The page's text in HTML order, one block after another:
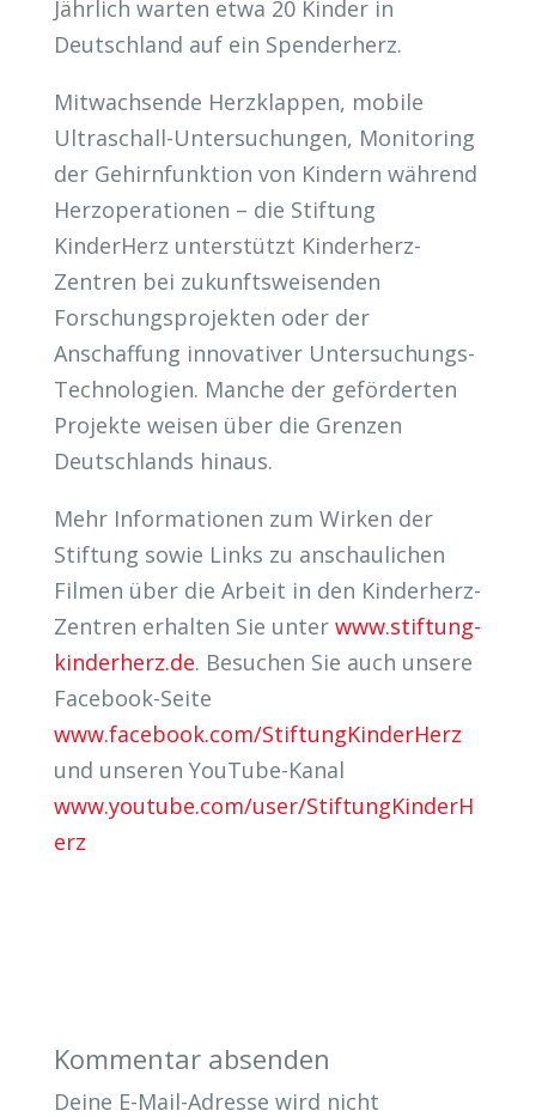
Jährlich warten etwa 20 Kinder in
Deutschland auf ein Spenderherz.
Mitwachsende Herzklappen, mobile
Ultraschall-Untersuchungen, Monitoring
der Gehirnfunktion von Kindern während
Herzoperationen – die Stiftung
KinderHerz unterstützt Kinderherz-
Zentren bei zukunftsweisenden
Forschungsprojekten oder der
Anschaffung innovativer Untersuchungs-
Technologien. Manche der geförderten
Projekte weisen über die Grenzen
Deutschlands hinaus.
Mehr Informationen zum Wirken der
Stiftung sowie Links zu anschaulichen
Filmen über die Arbeit in den Kinderherz-
Zentren erhalten Sie unter www.stiftung-
kinderherz.de. Besuchen Sie auch unsere
Facebook-Seite
www.facebook.com/StiftungKinderHerz
und unseren YouTube-Kanal
www.youtube.com/user/StiftungKinderH
erz
Kommentar absenden
Deine E-Mail-Adresse wird nicht